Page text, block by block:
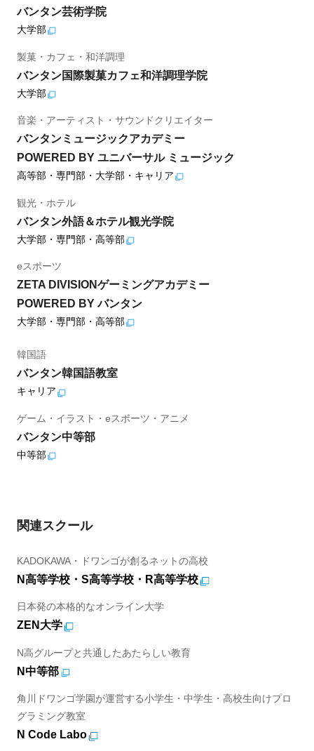
バンタン芸術学院
大学部
製菓・カフェ・和洋調理
バンタン国際製菓カフェ和洋調理学院
大学部
音楽・アーティスト・サウンドクリエイター
バンタンミュージックアカデミー
POWERED BY ユニバーサル ミュージック
高等部・専門部・大学部・キャリア
観光・ホテル
バンタン外語＆ホテル観光学院
大学部・専門部・高等部
eスポーツ
ZETA DIVISIONゲーミングアカデミー
POWERED BY バンタン
大学部・専門部・高等部
韓国語
バンタン韓国語教室
キャリア
ゲーム・イラスト・eスポーツ・アニメ
バンタン中等部
中等部
関連スクール
KADOKAWA・ドワンゴが創るネットの高校
N高等学校・S高等学校・R高等学校
日本発の本格的なオンライン大学
ZEN大学
N高グループと共通したあたらしい教育
N中等部
角川ドワンゴ学園が運営する小学生・中学生・高校生向けプロ
グラミング教室
N Code Labo